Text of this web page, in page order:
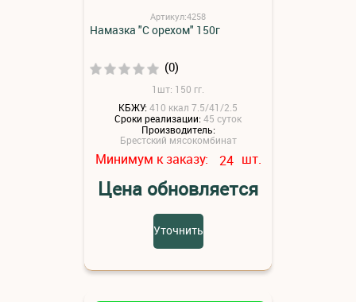
Артикул:4258
Намазка "С орехом" 150г
(0)
1шт: 150 гг.
КБЖУ:410 ккал 7.5/41/2.5
Сроки реализации:45 суток
Производитель:
Брестский мясокомбинат
Минимум к заказу: 24 шт.
Цена обновляется
Уточнить